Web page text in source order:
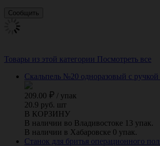
Товары из этой категории Посмотреть все
Скальпель №20 одноразовый с
209.00 / упак
20.9 руб. шт
В КОРЗИНУ
В наличии во Владивостоке 13 упак.
В наличии в Хабаровске 0 упак.
Станок для бритья операционного